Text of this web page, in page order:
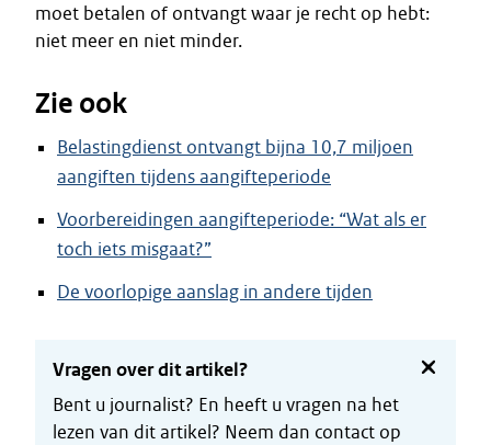
moet betalen of ontvangt waar je recht op hebt:
niet meer en niet minder.
Zie ook
Belastingdienst ontvangt bijna 10,7 miljoen
aangiften tijdens aangifteperiode
Voorbereidingen aangifteperiode: “Wat als er
toch iets misgaat?”
De voorlopige aanslag in andere tijden
Vragen over dit artikel?
Bent u journalist? En heeft u vragen na het
lezen van dit artikel? Neem dan contact op